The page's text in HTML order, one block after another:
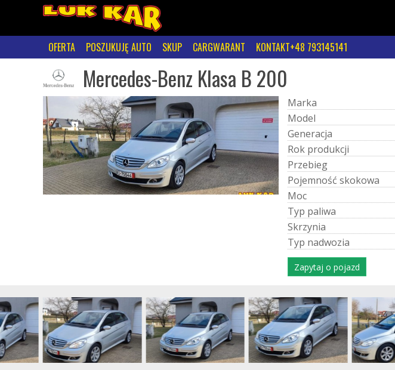
OFERTA POSZUKUJĘ AUTO SKUP CARGWARANT KONTAKT+48 793145141
Mercedes-Benz Klasa B 200
Marka
Model
Generacja
Rok produkcji
Przebieg
Pojemność skokowa
Moc
Typ paliwa
Skrzynia
Typ nadwozia
Zapytaj o pojazd